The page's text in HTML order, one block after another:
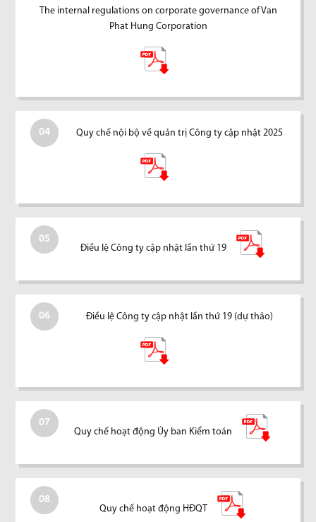
The internal regulations on corporate governance of Van
Phat Hung Corporation
04 Quy chế nội bộ về quản trị Công ty cập nhật 2025
05
Điều lệ Công ty cập nhật lần thứ 19
06 Điều lệ Công ty cập nhật lần thứ 19 (dự thảo)
07
Quy chế hoạt động Ủy ban Kiểm toán
08
Quy chế hoạt động HĐQT